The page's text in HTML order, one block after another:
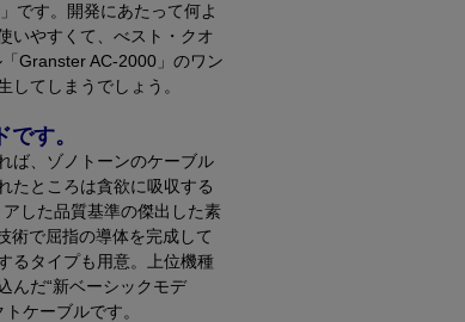
です。開発にあたって何よ
いやすくて、べスト・クオ
Granster AC-2000」のワン
てしまうでしょう。
す。
ば、ゾノトーンのケーブル
たところは貪欲に吸収する
した品質基準の傑出した素
術で屈指の導体を完成して
るタイプも用意。上位機種
んだ“新ベーシックモデ
ケーブルです。